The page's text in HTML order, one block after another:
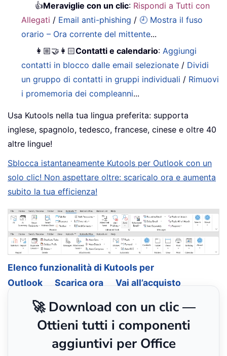
👍Meraviglie con un clic: Rispondi a Tutti con
Allegati / Email anti-phishing / 🕘 Mostra il fuso
orario – Ora corrente del mittente...
👩🏼‍🤝‍👩🏻Contatti e calendario:Aggiungi
contatti in blocco dalle email selezionate / Dividi
un gruppo di contatti in gruppi individuali / Rimuovi
i promemoria dei compleanni...
Usa Kutools nella tua lingua preferita: supporta
inglese, spagnolo, tedesco, francese, cinese e oltre 40
altre lingue!
Sblocca istantaneamente Kutools per Outlook con un
solo clic! Non aspettare oltre: scaricalo ora e aumenta
subito la tua efficienza!
Elenco funzionalità di Kutools per
Outlook
Scarica ora Vai all’acquisto
🚀 Download con un clic —
Ottieni tutti i componenti
aggiuntivi per Office